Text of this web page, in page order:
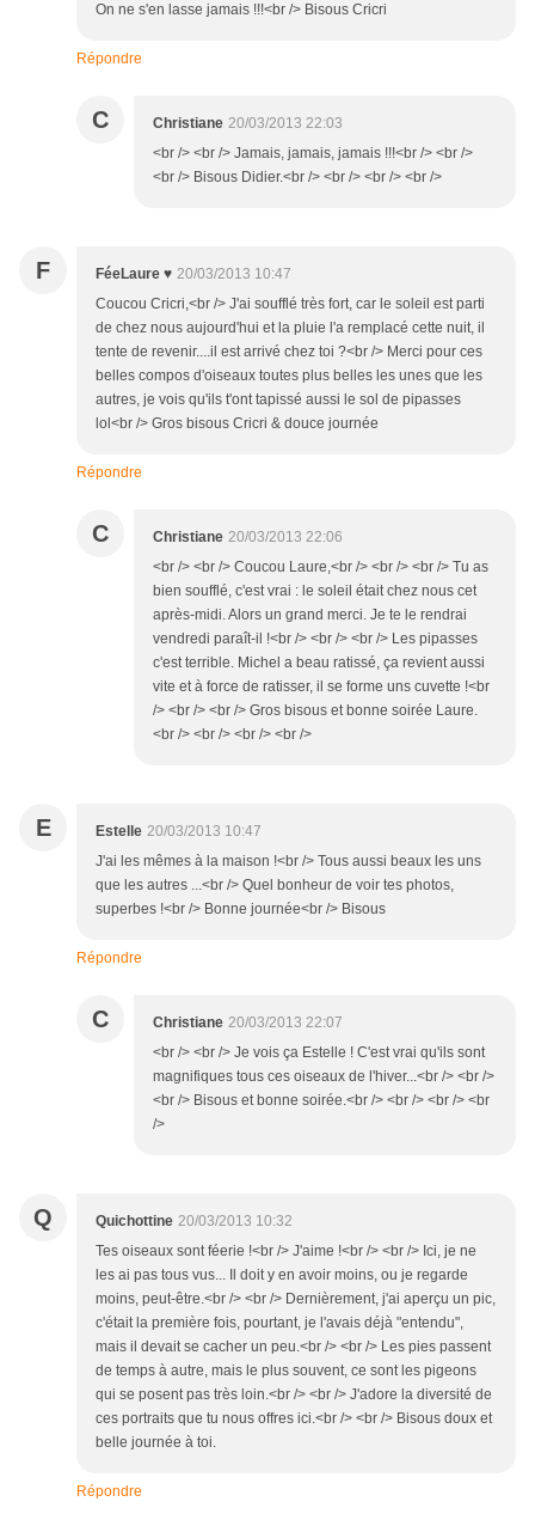
On ne s'en lasse jamais !!!<br /> Bisous Cricri
Répondre
C Christiane 20/03/2013 22:03
<br /> <br /> Jamais, jamais, jamais !!!<br /> <br />
<br /> Bisous Didier.<br /> <br /> <br /> <br />
F FéeLaure ♥ 20/03/2013 10:47
Coucou Cricri,<br /> J'ai soufflé très fort, car le soleil est parti
de chez nous aujourd'hui et la pluie l'a remplacé cette nuit, il
tente de revenir....il est arrivé chez toi ?<br /> Merci pour ces
belles compos d'oiseaux toutes plus belles les unes que les
autres, je vois qu'ils t'ont tapissé aussi le sol de pipasses
lol<br /> Gros bisous Cricri & douce journée
Répondre
C Christiane 20/03/2013 22:06
<br /> <br /> Coucou Laure,<br /> <br /> <br /> Tu as
bien soufflé, c'est vrai : le soleil était chez nous cet
après-midi. Alors un grand merci. Je te le rendrai
vendredi paraît-il !<br /> <br /> <br /> Les pipasses
c'est terrible. Michel a beau ratissé, ça revient aussi
vite et à force de ratisser, il se forme uns cuvette !<br
/> <br /> <br /> Gros bisous et bonne soirée Laure.
<br /> <br /> <br /> <br />
E Estelle 20/03/2013 10:47
J'ai les mêmes à la maison !<br /> Tous aussi beaux les uns
que les autres ...<br /> Quel bonheur de voir tes photos,
superbes !<br /> Bonne journée<br /> Bisous
Répondre
C Christiane 20/03/2013 22:07
<br /> <br /> Je vois ça Estelle ! C'est vrai qu'ils sont
magnifiques tous ces oiseaux de l'hiver...<br /> <br />
<br /> Bisous et bonne soirée.<br /> <br /> <br /> <br
/>
Q Quichottine 20/03/2013 10:32
Tes oiseaux sont féerie !<br /> J'aime !<br /> <br /> Ici, je ne
les ai pas tous vus... Il doit y en avoir moins, ou je regarde
moins, peut-être.<br /> <br /> Dernièrement, j'ai aperçu un pic,
c'était la première fois, pourtant, je l'avais déjà "entendu",
mais il devait se cacher un peu.<br /> <br /> Les pies passent
de temps à autre, mais le plus souvent, ce sont les pigeons
qui se posent pas très loin.<br /> <br /> J'adore la diversité de
ces portraits que tu nous offres ici.<br /> <br /> Bisous doux et
belle journée à toi.
Répondre